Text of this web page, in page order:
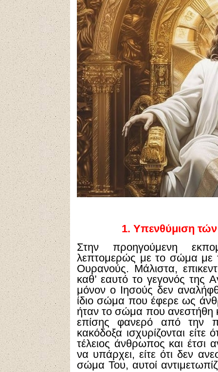
1. Υπενθύμιση
Στην προηγούμενη
λεπτομερώς με το σώμα με
Ουρανούς. Μάλιστα,
καθ’ εαυτό το γεγονός της
μόνον ο Ιησούς δεν
ίδιο σώμα που έφερε ως
ήταν το σώμα που ανεστήθη
επίσης φανερό από την
κακόδοξα ισχυρίζονται είτε
τέλειος άνθρωπος και έτσι
να υπάρχει, είτε ότι δεν
σώμα Του, αυτοί